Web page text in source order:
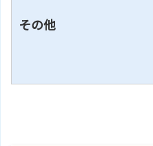
その他